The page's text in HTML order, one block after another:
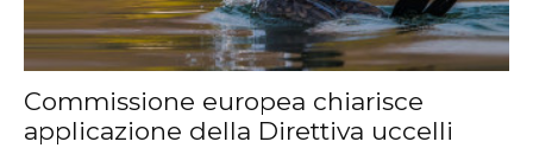
Commissione europea chiarisce
applicazione della Direttiva uccelli